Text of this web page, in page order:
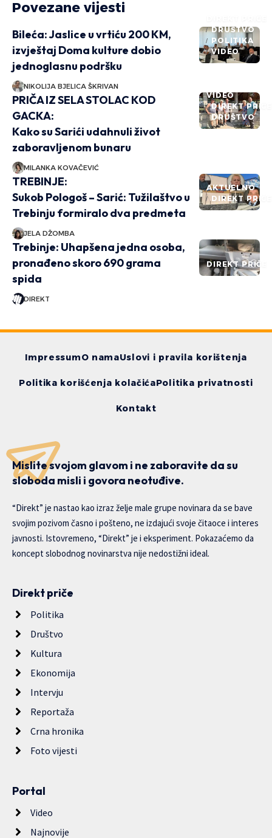
Povezane vijesti
DRUŠTVO
POLITIKA
VIDEO
Bileća: Jaslice u vrtiću 200 KM,
izvještaj Doma kulture dobio
jednoglasnu podršku
NIKOLIJA BJELICA ŠKRIVAN
VIDEO
DIREKT PRIČE
DRUŠTVO
PRIČA IZ SELA STOLAC KOD
GACKA:
Kako su Sarići udahnuli život
zaboravljenom bunaru
MILANKA KOVAČEVIĆ
AKTUELNO
DIREKT PRIČE
TREBINJE:
Sukob Pologoš – Sarić: Tužilaštvo u
Trebinju formiralo dva predmeta
JELA DŽOMBA
DIREKT PRIČE
Trebinje: Uhapšena jedna osoba,
pronađeno skoro 690 grama
spida
DIREKT
ImpressumO namaUslovi i pravila korištenja
Politika korišćenja kolačićaPolitika privatnosti
Kontakt
Mislite svojom glavom i ne zaboravite da su
sloboda misli i govora neotuđive.
“Direkt” je nastao kao izraz želje male grupe novinara da se bave
svojim pozivom časno i pošteno, ne izdajući svoje čitaoce i interes
javnosti. Istovremeno, “Direkt” je i eksperiment. Pokazaćemo da
koncept slobodnog novinarstva nije nedostižni ideal.
Direkt priče
Politika
Društvo
Kultura
Ekonomija
Intervju
Reportaža
Crna hronika
Foto vijesti
Portal
Video
Najnovije